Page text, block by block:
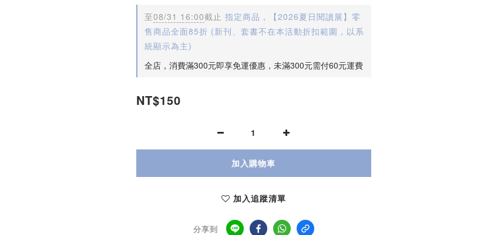
至08/31 16:00截止 指定商品，【2026夏日閱讀展】零
售商品全面85折 (新刊、套書不在本活動折扣範圍，以系
統顯示為主)
全店，消費滿300元即享免運優惠，未滿300元需付60元運費
NT$150
加入購物車
加入追蹤清單
分享到